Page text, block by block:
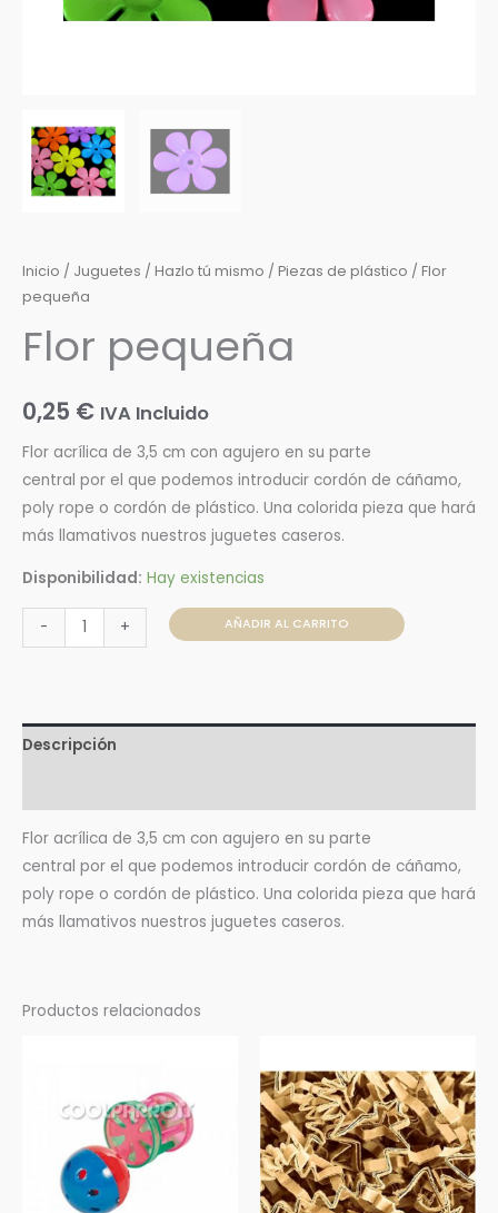
Inicio / Juguetes / Hazlo tú mismo / Piezas de plástico / Flor
pequeña
Flor pequeña
0,25 € IVA Incluido
Flor acrílica de 3,5 cm con agujero en su parte
central por el que podemos introducir cordón de cáñamo,
poly rope o cordón de plástico. Una colorida pieza que hará
más llamativos nuestros juguetes caseros.
Disponibilidad: Hay existencias
- + AÑADIR AL CARRITO
Descripción
Flor acrílica de 3,5 cm con agujero en su parte
central por el que podemos introducir cordón de cáñamo,
poly rope o cordón de plástico. Una colorida pieza que hará
más llamativos nuestros juguetes caseros.
Productos relacionados